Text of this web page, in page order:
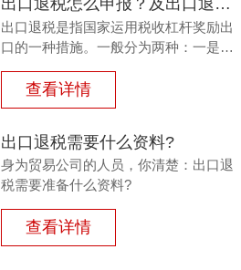
出口退税怎么申报？及出口退税怎么进行填写增值税申报表?
出口退税是指国家运用税收杠杆奖励出
口的一种措施。一般分为两种：一是退
或半成品，加工制成产品出口时，退还
其已纳的进口税。
查看详情
出口退税需要什么资料?
身为贸易公司的人员，你清楚：出口退
税需要准备什么资料?
查看详情